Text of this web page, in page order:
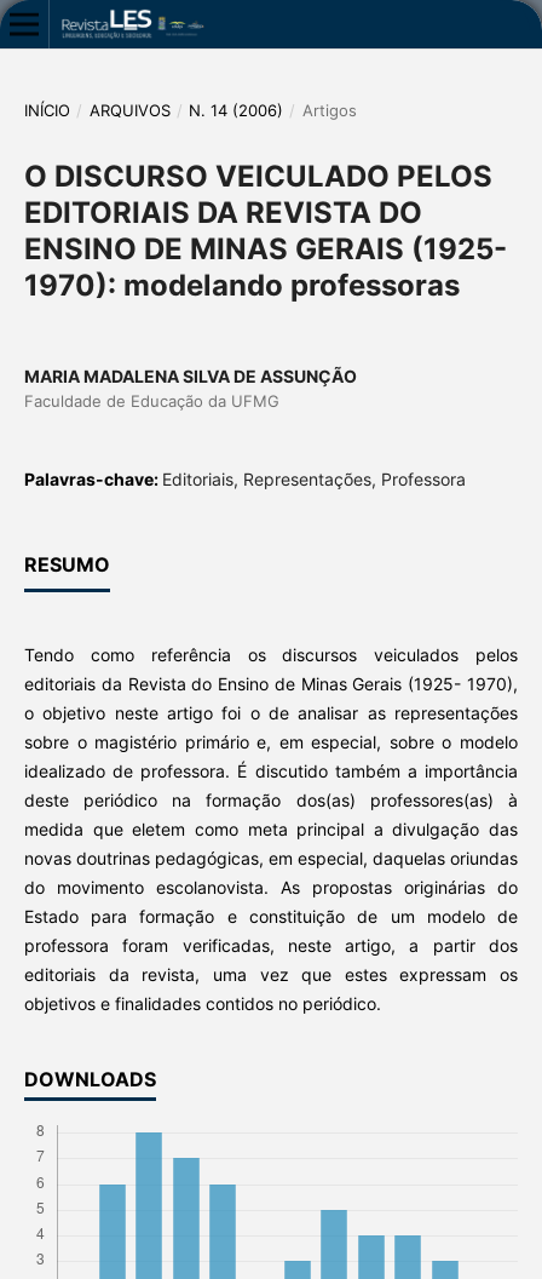
INÍCIO / ARQUIVOS / N. 14 (2006) / Artigos
O DISCURSO VEICULADO PELOS
EDITORIAIS DA REVISTA DO
ENSINO DE MINAS GERAIS (1925-
1970): modelando professoras
MARIA MADALENA SILVA DE ASSUNÇÃO
Faculdade de Educação da UFMG
Palavras-chave: Editoriais, Representações, Professora
RESUMO
Tendo como referência os discursos veiculados pelos
editoriais da Revista do Ensino de Minas Gerais (1925- 1970),
o objetivo neste artigo foi o de analisar as representações
sobre o magistério primário e, em especial, sobre o modelo
idealizado de professora. É discutido também a importância
deste periódico na formação dos(as) professores(as) à
medida que eletem como meta principal a divulgação das
novas doutrinas pedagógicas, em especial, daquelas oriundas
do movimento escolanovista. As propostas originárias do
Estado para formação e constituição de um modelo de
professora foram verificadas, neste artigo, a partir dos
editoriais da revista, uma vez que estes expressam os
objetivos e finalidades contidos no periódico.
DOWNLOADS